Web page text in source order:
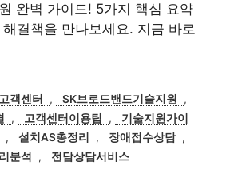
완벽 가이드! 5가지 핵심 요약
결책을 만나보세요. 지금 바로
객센터 , SK브로드밴드기술지원
,
, 고객센터이용팁 ,
기술지원가이
, 설치AS총정리 , 장애접수상담 ,
분석
, 전담상담서비스